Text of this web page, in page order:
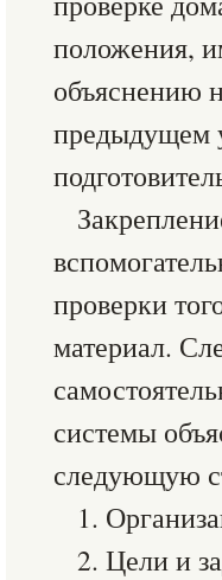
положения,
объяснению
предыдущем
проверки
материал.
системы
следующую
1.
2. Цели и